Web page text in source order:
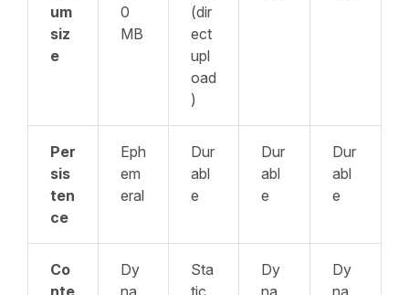
um
siz
e
0
MB
(dir
ect
upl
oad
)
Per
sis
ten
ce
Eph
em
eral
Dur
abl
e
Dur
abl
e
Dur
abl
e
Co
nte
Dy
na
Sta
tic
Dy
na
Dy
na